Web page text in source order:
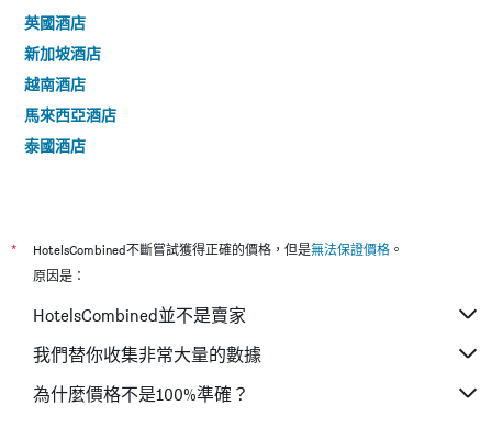
英國酒店
新加坡酒店
越南酒店
馬來西亞酒店
泰國酒店
* HotelsCombined不斷嘗試獲得正確的價格，但是無法保證價格 。
原因是：
HotelsCombined並不是賣家
我們替你收集非常大量的數據
為什麼價格不是100%準確？